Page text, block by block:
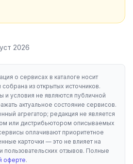
2026
о сервисах в каталоге носит
из открытых источников.
и условия не являются публичной
актуальное состояние сервисов.
агрегатор; редакция не является
или дистрибьютором описываемых
оплачивают приоритетное
карточки — это не влияет на
пользовательских отзывов. Полные
оферте.